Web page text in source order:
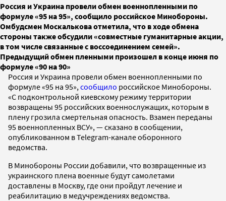
Россия и Украина провели обмен военнопленными по
формуле «95 на 95», сообщило российское Минобороны.
Омбудсмен Москалькова отметила, что в ходе обмена
стороны также обсудили «совместные гуманитарные акции,
в том числе связанные с воссоединением семей».
Предыдущий обмен пленными произошел в конце июня по
формуле «90 на 90»
Россия и Украина провели обмен военнопленными по
формуле «95 на 95», сообщило российское Минобороны.
«С подконтрольной киевскому режиму территории
возвращены 95 российских военнослужащих, которым в
плену грозила смертельная опасность. Взамен переданы
95 военнопленных ВСУ», — сказано в сообщении,
опубликованном в Telegram-канале оборонного
ведомства.
В Минобороны России добавили, что возвращенные из
украинского плена военные будут самолетами
доставлены в Москву, где они пройдут лечение и
реабилитацию в медучреждениях ведомства.